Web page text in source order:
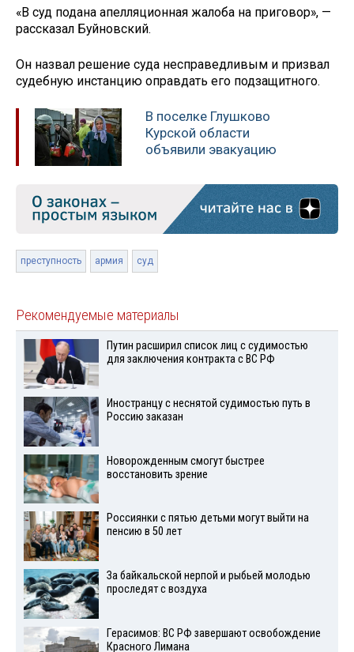
«В суд подана апелляционная жалоба на приговор», —
рассказал Буйновский.
Он назвал решение суда несправедливым и призвал
судебную инстанцию оправдать его подзащитного.
В поселке Глушково
Курской области
объявили эвакуацию
преступность армия суд
Рекомендуемые материалы
Путин расширил список лиц с судимостью
для заключения контракта с ВС РФ
Иностранцу с неснятой судимостью путь в
Россию заказан
Новорожденным смогут быстрее
восстановить зрение
Россиянки с пятью детьми могут выйти на
пенсию в 50 лет
За байкальской нерпой и рыбьей молодью
проследят с воздуха
Герасимов: ВС РФ завершают освобождение
Красного Лимана